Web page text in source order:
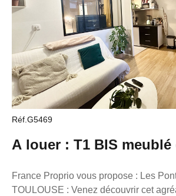
Réf.G5469
A louer : T1 BIS meublé
Toulouse
France Proprio vous propose : Les Ponts Jumeaux -
TOULOUSE : Venez découvrir cet